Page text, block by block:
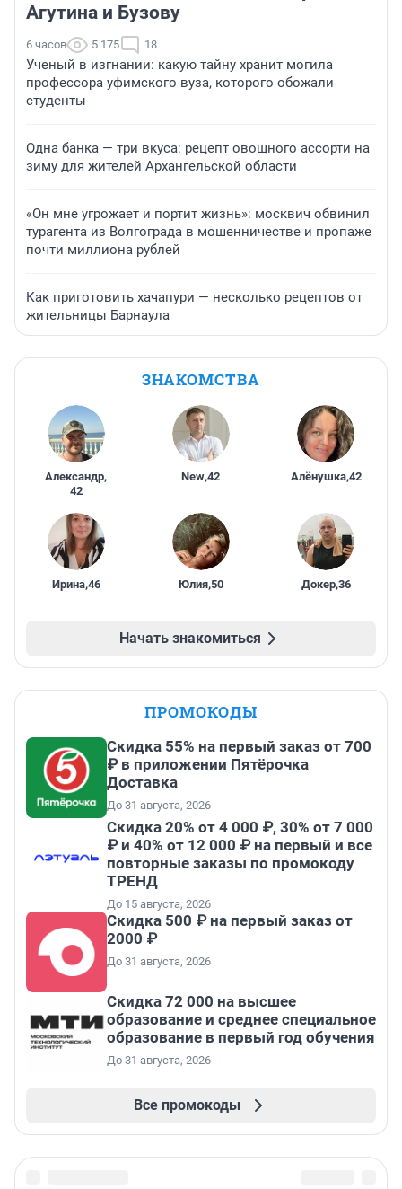
Агутина и Бузову
6 часов 5 175 18
Ученый в изгнании: какую тайну хранит могила
профессора уфимского вуза, которого обожали
студенты
Одна банка — три вкуса: рецепт овощного ассорти на
зиму для жителей Архангельской области
«Он мне угрожает и портит жизнь»: москвич обвинил
турагента из Волгограда в мошенничестве и пропаже
почти миллиона рублей
Как приготовить хачапури — несколько рецептов от
жительницы Барнаула
ЗНАКОМСТВА
Александр,
42
New,42 Алёнушка,42
Ирина,46 Юлия,50 Докер,36
Начать знакомиться
ПРОМОКОДЫ
Скидка 55% на первый заказ от 700
₽ в приложении Пятёрочка
Доставка
До 31 августа, 2026
Скидка 20% от 4 000 ₽, 30% от 7 000
₽ и 40% от 12 000 ₽ на первый и все
повторные заказы по промокоду
ТРЕНД
До 15 августа, 2026
Скидка 500 ₽ на первый заказ от
2000 ₽
До 31 августа, 2026
Скидка 72 000 на высшее
образование и среднее специальное
образование в первый год обучения
До 31 августа, 2026
Все промокоды